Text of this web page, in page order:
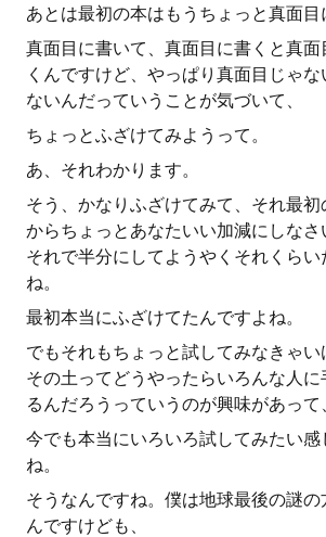
あとは最初の本はもうちょっと真面目
真面目に書いて、真面目に書くと真
くんですけど、やっぱり真面目じゃ
ないんだっていうことが気づいて、
ちょっとふざけてみようって。
あ、それわかります。
そう、かなりふざけてみて、それ最
からちょっとあなたいい加減にしなさ
それで半分にしてようやくそれくらい
ね。
最初本当にふざけてたんですよね。
でもそれもちょっと試してみなきゃい
その土ってどうやったらいろんな人に
るんだろうっていうのが興味があって
今でも本当にいろいろ試してみたい感
ね。
そうなんですね。僕は地球最後の謎
んですけども、